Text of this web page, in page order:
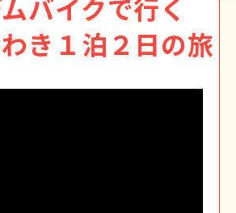
バイクで行く
き１泊２日の旅